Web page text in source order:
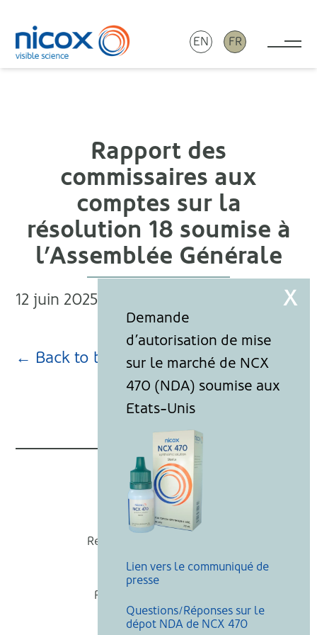
Nicox
EN FR
Rapport des
commissaires aux
comptes sur la
résolution 18 soumise à
l’Assemblée Générale
12 juin 2025
← Back to blog page
Nicox
Recevoir nos actualités
Mentions légales
Politique de cookies
Recherche
Lien vers le communiqué de
presse
Questions/Réponses sur le
dépot NDA de NCX 470